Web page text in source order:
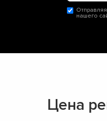
нашего
Цена